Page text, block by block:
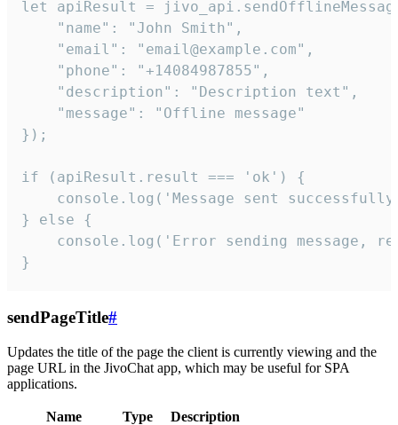
let apiResult =
    "name": "John Smith",
    "email": "email@example.com",
    "phone": "+14084987855",
    "description": "Description text",
    "message": "Offline message"
});
if (apiResult.result === 'ok') {
console.log('Message sent
} else {
console.log('Error sending message,
}
sendPageTitle#
Updates the title of the page the client is currently viewing and the
page URL in the JivoChat app, which may be useful for SPA
applications.
Name Type
Description